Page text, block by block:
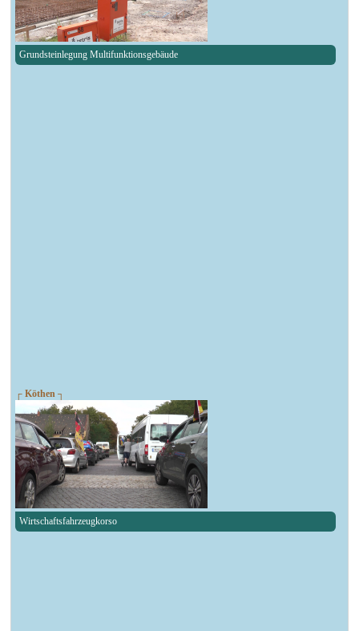
Grundsteinlegung Multifunktionsgebäude
┌ Köthen ┐
Wirtschaftsfahrzeugkorso